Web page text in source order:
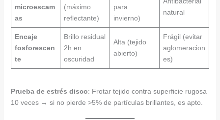
microescam
as
(máximo
reflectante)
para
invierno)
natural
Encaje
fosforescen
te
Brillo residual
2h en
oscuridad
Alta (tejido
abierto)
Frágil (evitar
aglomeracion
es)
Prueba de estrés disco: Frotar tejido contra superficie rugosa
10 veces → si no pierde >5% de partículas brillantes, es apto.